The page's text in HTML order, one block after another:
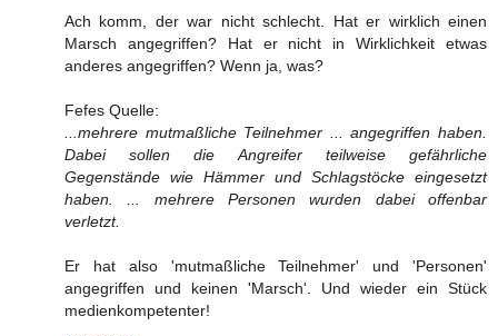
Ach komm, der war nicht schlecht. Hat er wirklich einen
Marsch angegriffen? Hat er nicht in Wirklichkeit etwas
anderes angegriffen? Wenn ja, was?
Fefes Quelle:
...mehrere mutmaßliche Teilnehmer ... angegriffen haben.
Dabei sollen die Angreifer teilweise gefährliche
Gegenstände wie Hämmer und Schlagstöcke eingesetzt
haben. ... mehrere Personen wurden dabei offenbar
verletzt.
Er hat also 'mutmaßliche Teilnehmer' und 'Personen'
angegriffen und keinen 'Marsch'. Und wieder ein Stück
medienkompetenter!